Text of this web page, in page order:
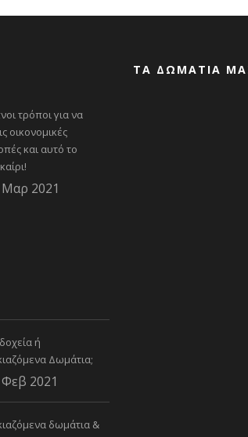
τρόποι για να
οικονομικές
και αυτό το
2021
ή
Δωμάτια;
2021
δωμάτια &
ΤΑ ΔΩΜΑΤΙΑ